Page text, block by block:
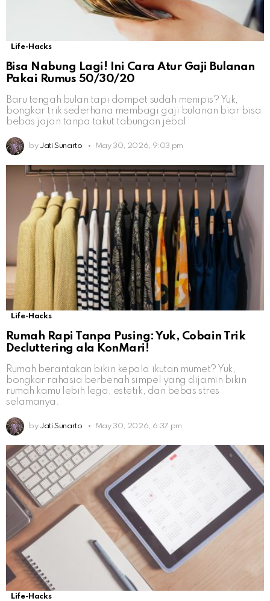
Life-Hacks
Bisa Nabung Lagi! Ini Cara Atur Gaji Bulanan
Pakai Rumus 50/30/20
Baru tengah bulan tapi dompet sudah menipis? Yuk,
bongkar trik sederhana membagi gaji bulanan biar bisa
bebas jajan tanpa takut tabungan jebol
by Jati Sunarto May 30, 2026, 9:03 pm
Life-Hacks
Rumah Rapi Tanpa Pusing: Yuk, Cobain Trik
Decluttering ala KonMari!
Rumah berantakan bikin kepala ikutan mumet? Yuk,
bongkar rahasia berbenah simpel yang dijamin bikin
rumah kamu lebih lega, estetik, dan bebas stres
selamanya.
by Jati Sunarto May 30, 2026, 6:37 pm
Life-Hacks